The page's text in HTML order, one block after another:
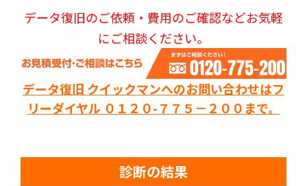
データ復旧のご依頼・費用のご確認などお気軽
にご相談ください。
データ復旧 クイックマンへのお問い合わせはフ
リーダイヤル ０１２０-７７５－２００まで。
診断の結果